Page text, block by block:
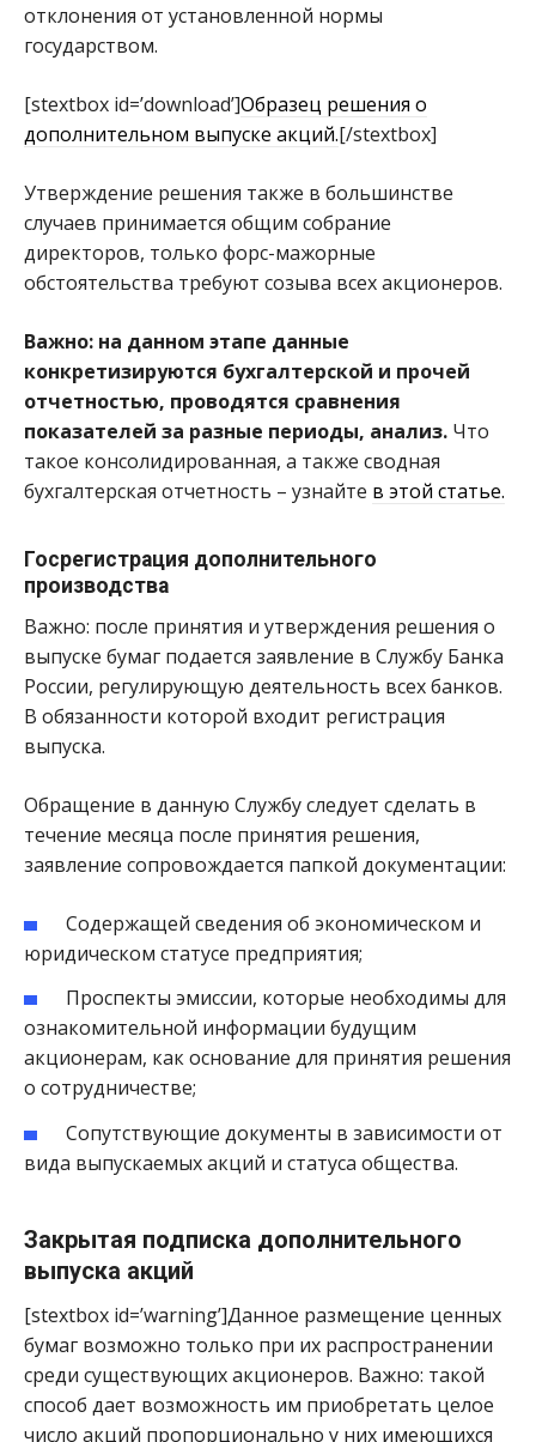
отклонения от установленной нормы
государством.
[stextbox id=’download’]Образец решения о
дополнительном выпуске акций.[/stextbox]
Утверждение решения также в большинстве
случаев принимается общим собрание
директоров, только форс-мажорные
обстоятельства требуют созыва всех акционеров.
Важно: на данном этапе данные
конкретизируются бухгалтерской и прочей
отчетностью, проводятся сравнения
показателей за разные периоды, анализ. Что
такое консолидированная, а также сводная
бухгалтерская отчетность – узнайте в этой статье.
Госрегистрация дополнительного
производства
Важно: после принятия и утверждения решения о
выпуске бумаг подается заявление в Службу Банка
России, регулирующую деятельность всех банков.
В обязанности которой входит регистрация
выпуска.
Обращение в данную Службу следует сделать в
течение месяца после принятия решения,
заявление сопровождается папкой документации:
Содержащей сведения об экономическом и
юридическом статусе предприятия;
Проспекты эмиссии, которые необходимы для
ознакомительной информации будущим
акционерам, как основание для принятия решения
о сотрудничестве;
Сопутствующие документы в зависимости от
вида выпускаемых акций и статуса общества.
Закрытая подписка дополнительного
выпуска акций
[stextbox id=’warning’]Данное размещение ценных
бумаг возможно только при их распространении
среди существующих акционеров. Важно: такой
способ дает возможность им приобретать целое
число акций пропорционально у них имеющихся